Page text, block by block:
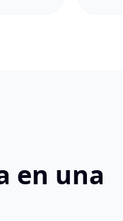
en una